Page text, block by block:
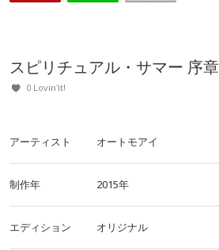
スピリチュアル・サマー 序章
0 Lovin'it!
アーティスト オートモアイ
制作年 2015年
エディション オリジナル